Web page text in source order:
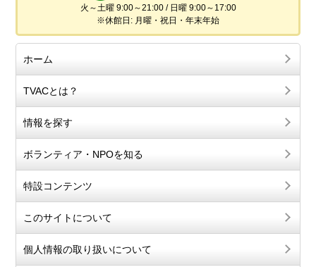
火～土曜 9:00～21:00 / 日曜 9:00～17:00
※休館日: 月曜・祝日・年末年始
ホーム
TVACとは？
情報を探す
ボランティア・NPOを知る
特設コンテンツ
このサイトについて
個人情報の取り扱いについて